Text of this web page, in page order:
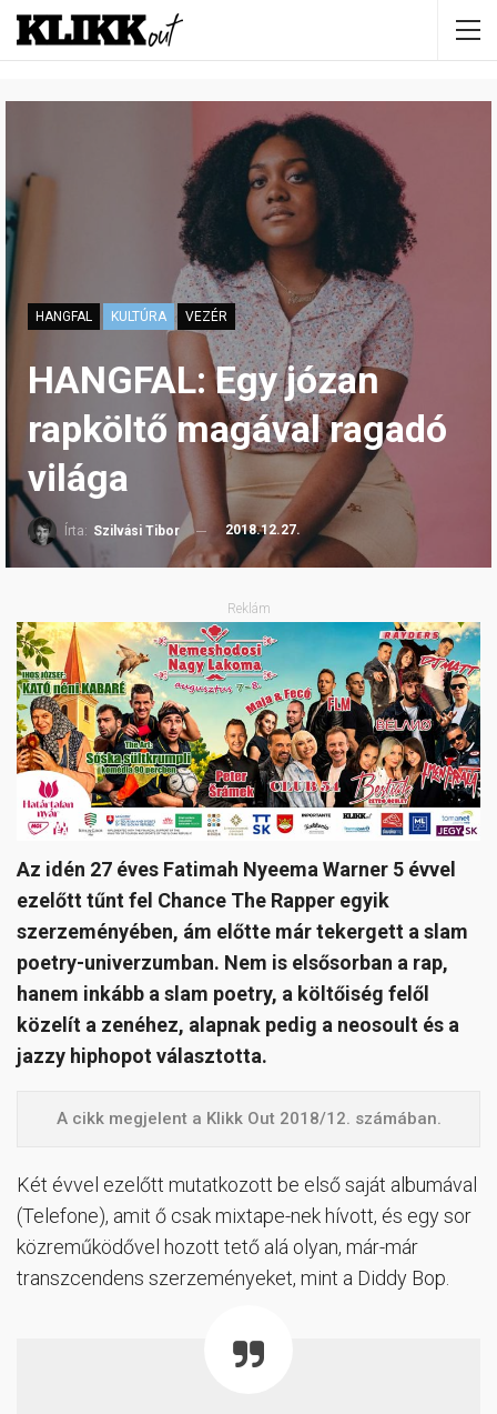
HANGFAL KULTÚRA VEZÉR
HANGFAL: Egy józan
rapköltő magával ragadó
világa
Írta: Szilvási Tibor 2018.12.27.
Reklám
Az idén 27 éves Fatimah Nyeema Warner 5 évvel
ezelőtt tűnt fel Chance The Rapper egyik
szerzeményében, ám előtte már tekergett a slam
poetry-univerzumban. Nem is elsősorban a rap,
hanem inkább a slam poetry, a költőiség felől
közelít a zenéhez, alapnak pedig a neosoult és a
jazzy hiphopot választotta.
A cikk megjelent a Klikk Out 2018/12. számában.
Két évvel ezelőtt mutatkozott be első saját albumával
(Telefone), amit ő csak mixtape-nek hívott, és egy sor
közreműködővel hozott tető alá olyan, már-már
transzcendens szerzeményeket, mint a Diddy Bop.